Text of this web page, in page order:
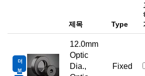
제목 Type
더
보
12.0mm
Optic
Dia.,
Fixed